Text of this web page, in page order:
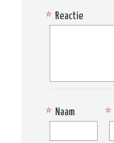
Reactie
*
Naam
* *